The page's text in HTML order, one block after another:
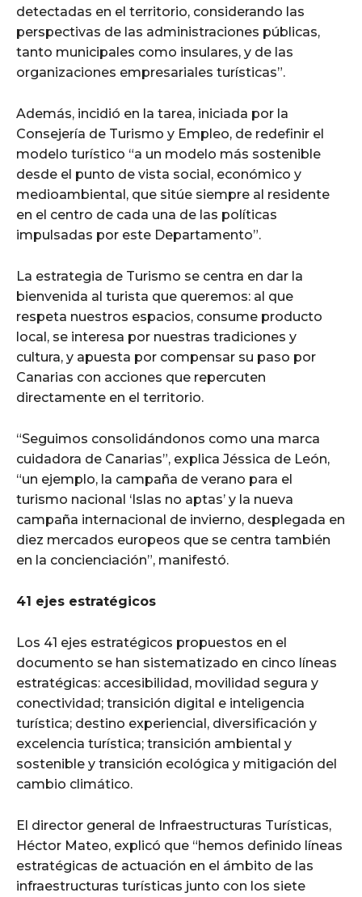
detectadas en el territorio, considerando las
perspectivas de las administraciones públicas,
tanto municipales como insulares, y de las
organizaciones empresariales turísticas”.
Además, incidió en la tarea, iniciada por la
Consejería de Turismo y Empleo, de redefinir el
modelo turístico “a un modelo más sostenible
desde el punto de vista social, económico y
medioambiental, que sitúe siempre al residente
en el centro de cada una de las políticas
impulsadas por este Departamento”.
La estrategia de Turismo se centra en dar la
bienvenida al turista que queremos: al que
respeta nuestros espacios, consume producto
local, se interesa por nuestras tradiciones y
cultura, y apuesta por compensar su paso por
Canarias con acciones que repercuten
directamente en el territorio.
“Seguimos consolidándonos como una marca
cuidadora de Canarias”, explica Jéssica de León,
“un ejemplo, la campaña de verano para el
turismo nacional ‘Islas no aptas’ y la nueva
campaña internacional de invierno, desplegada en
diez mercados europeos que se centra también
en la concienciación”, manifestó.
41 ejes estratégicos
Los 41 ejes estratégicos propuestos en el
documento se han sistematizado en cinco líneas
estratégicas: accesibilidad, movilidad segura y
conectividad; transición digital e inteligencia
turística; destino experiencial, diversificación y
excelencia turística; transición ambiental y
sostenible y transición ecológica y mitigación del
cambio climático.
El director general de Infraestructuras Turísticas,
Héctor Mateo, explicó que “hemos definido líneas
estratégicas de actuación en el ámbito de las
infraestructuras turísticas junto con los siete